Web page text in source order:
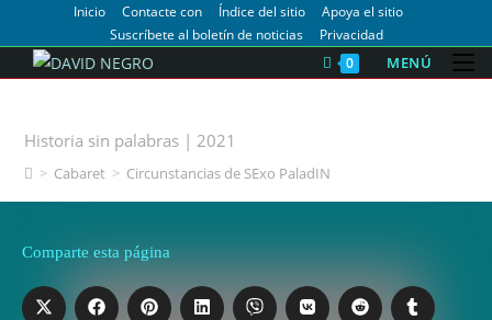
Inicio Contacte con Índice del sitio
Apoya el sitio
Suscríbete al boletín de noticias
Privacidad
0
MENÚ
Historia sin palabras | 2021
> Cabaret > Circunstancias de SExo PaladIN
Comparte esta página